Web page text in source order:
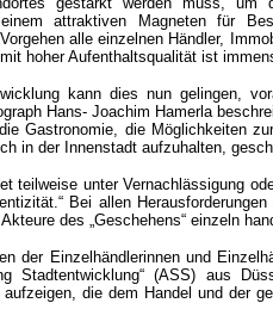
einem attraktiven Magneten für
alle einzelnen Händler,
hoher Aufenthaltsqualität ist
kann dies nun gelingen,
Hans- Joachim Hamerla
Gastronomie, die Möglichkeiten
in der Innenstadt aufzuhalten,
teilweise unter Vernachlässigung
Bei allen
des „Geschehens“ einzeln
der Einzelhändlerinnen und
Stadtentwicklung“ (ASS) aus
die dem Handel und der